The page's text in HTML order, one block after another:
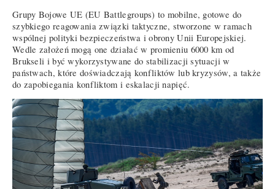
Grupy Bojowe UE (EU Battlegroups) to mobilne, gotowe do
szybkiego reagowania związki taktyczne, stworzone w ramach
wspólnej polityki bezpieczeństwa i obrony Unii Europejskiej.
Wedle założeń mogą one działać w promieniu 6000 km od
Brukseli i być wykorzystywane do stabilizacji sytuacji w
państwach, które doświadczają konfliktów lub kryzysów, a także
do zapobiegania konfliktom i eskalacji napięć.